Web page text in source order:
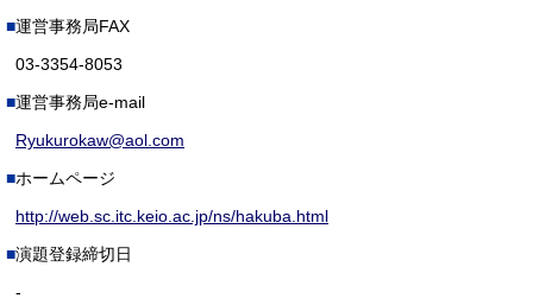
運営事務局FAX
03-3354-8053
運営事務局e-mail
Ryukurokaw@aol.com
ホームページ
http://web.sc.itc.keio.ac.jp/ns/hakuba.html
演題登録締切日
-